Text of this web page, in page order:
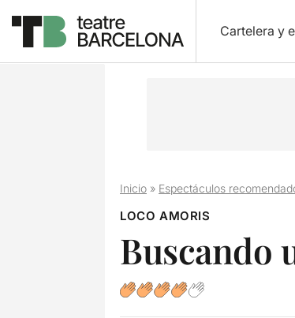
Cartelera y
Inicio» Espectáculos
LOCO AMORIS
Buscando